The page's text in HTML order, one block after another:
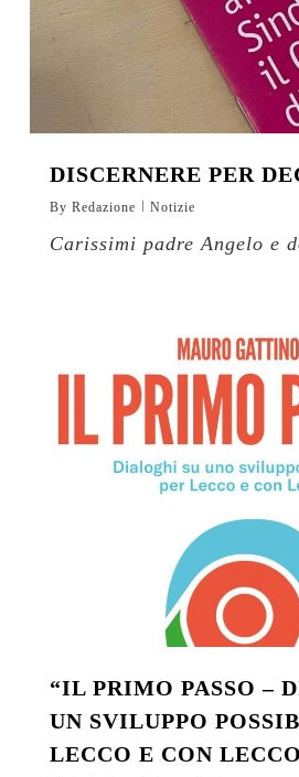
DISCERNERE PER
By Redazione Notizie
Carissimi padre Angelo e
“IL PRIMO PASSO –
UN SVILUPPO
LECCO E CON